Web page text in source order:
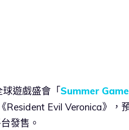
遊戲盛會「Summer
Resident Evil Veronica》，
發售。